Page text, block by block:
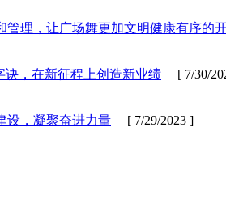
管理，让广场舞更加文明健康有序的
诀，在新征程上创造新业绩 [ 7/30/
设，凝聚奋进力量 [ 7/29/2023 ]